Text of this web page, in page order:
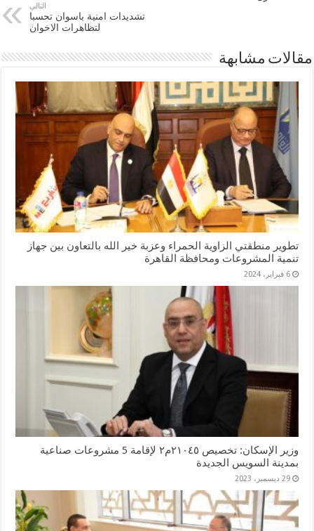
التالي
تشديدات امنية باسوان تحسبا
لتظاهرات الاخوان
مقالات مشابهة
تطوير منطقتي الزاوية الحمراء وعزبة خير الله بالتعاون بين جهاز
تنمية المشروعات ومحافظة القاهرة
6 فبراير، 2024
وزير الإسكان: تخصيص ٢١٠٤٥م٢ لإقامة 5 مشروعات صناعية
بمدينة السويس الجديدة
29 ديسمبر، 2023